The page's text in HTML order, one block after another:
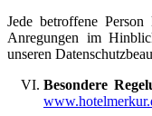
Jede betroffene
Anregungen im
unseren
Besondere